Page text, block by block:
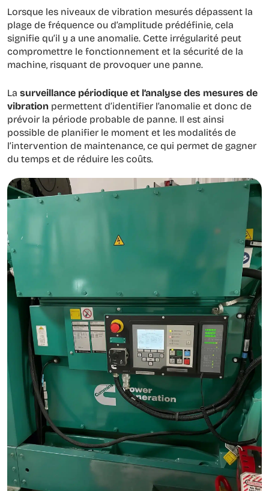
Lorsque les niveaux de vibration mesurés dépassent la
plage de fréquence ou d’amplitude prédéfinie, cela
signifie qu’il y a une anomalie. Cette irrégularité peut
compromettre le fonctionnement et la sécurité de la
machine, risquant de provoquer une panne.
La surveillance périodique et l’analyse des mesures de
vibration permettent d’identifier l’anomalie et donc de
prévoir la période probable de panne. Il est ainsi
possible de planifier le moment et les modalités de
l’intervention de maintenance, ce qui permet de gagner
du temps et de réduire les coûts.
Disponible 24/7
Concessionnaire Marelli Motori et Baudouin